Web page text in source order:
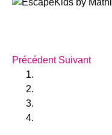
Précédent Suivant